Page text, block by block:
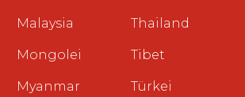
Malaysia
Mongolei
Myanmar
Thailand
Tibet
Türkei